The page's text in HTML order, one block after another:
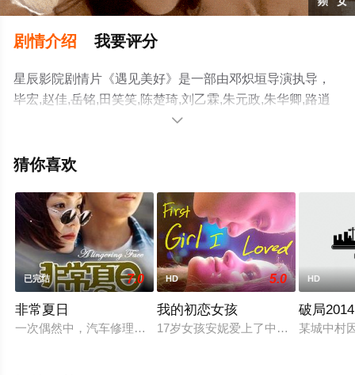
剧情介绍 我要评分
星辰影院剧情片《遇见美好》是一部由邓炽垣导演执导，
毕宏,赵佳,岳铭,田笑笑,陈楚琦,刘乙霖,朱元政,朱华卿,路逍
遥等演员精彩演绎的中国大陆电影，手机免费观看高清未
步至豆瓣电影、电视猫或剧情网等平台了解。

猜你喜欢
已完结 7.0
非常夏日
一次偶然中，汽车修理工雷海洋（潘粤明 饰）成为了一起强奸
HD 5.0
我的初恋女孩
17岁女孩安妮爱上了中学里最受欢
HD
破局2014
某城中村